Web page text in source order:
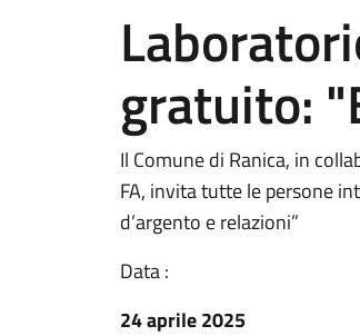
gratuito:
Il Comune di Ranica, in
FA, invita tutte le persone
d’argento e relazioni”
Data :
24 aprile 2025